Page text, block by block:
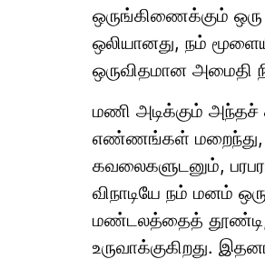
ஒருங்கிணைக்கும்
ஒலியானது, நம்
ஒருவிதமான அமைதி
மணி அடிக்கும் அந்தச்
எண்ணங்கள் மறைந்து,
கவலைகளுடனும்,
விநாடியே நம் மனம்
மண்டலத்தைத்
உருவாக்குகிறது.